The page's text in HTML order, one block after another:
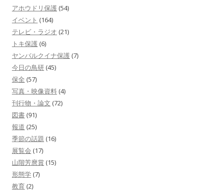
アホウドリ保護 (54)
イベント (164)
テレビ・ラジオ (21)
トキ保護 (6)
ヤンバルクイナ保護 (7)
今日の鳥研 (45)
保全 (57)
写真・映像資料 (4)
刊行物・論文 (72)
図書 (91)
報道 (25)
季節の話題 (16)
展覧会 (17)
山階芳麿賞 (15)
形態学 (7)
教育 (2)